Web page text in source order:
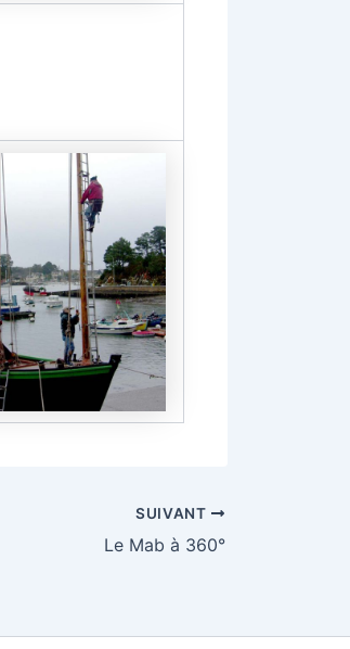
SUIVANT
Le Mab à 360°